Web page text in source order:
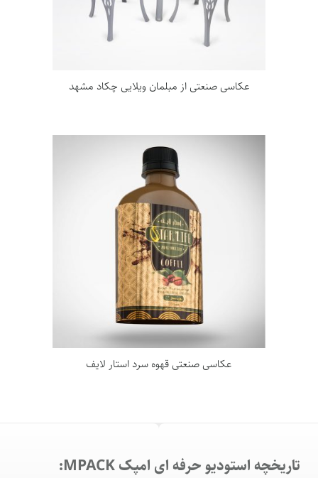
عکاسی صنعتی از مبلمان ویلایی چکاد مشهد
عکاسی صنعتی قهوه سرد استار لایف
تاریخچه استودیو حرفه ای امپک MPACK: